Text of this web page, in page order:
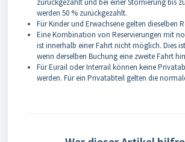
zurückgezahlt und bei einer Stornierung bis
werden 50 % zurückgezahlt.
Für Kinder und Erwachsene gelten dieselben
Eine Kombination von Reservierungen mit
ist innerhalb einer Fahrt nicht möglich. Dies
wenn derselben Buchung eine zweite Fahrt
Für Eurail oder Interrail können keine
werden. Für ein Privatabteil gelten die